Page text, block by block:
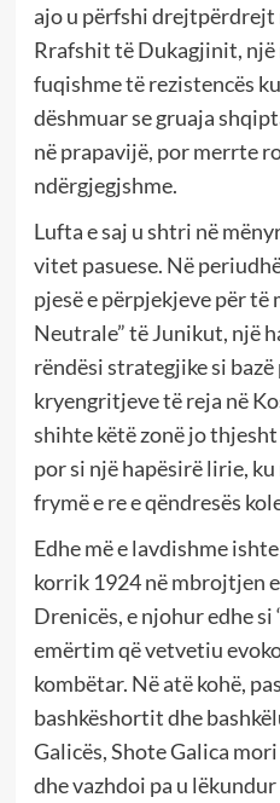
ajo u përfshi drejtpërdrejt
Rrafshit të Dukagjinit, një
fuqishme të rezistencës
dëshmuar se gruaja
në prapavijë, por merrte
ndërgjegjshme.
Lufta e saj u shtri në
vitet pasuese. Në
pjesë e përpjekjeve për
Neutrale” të Junikut, një
rëndësi strategjike si
kryengritjeve të reja në
shihte këtë zonë jo
por si një hapësirë lirie,
frymë e re e qëndresës
Edhe më e lavdishme
korrik 1924 në mbrojtjen
Drenicës, e njohur edhe si
emërtim që vetvetiu
kombëtar. Në atë kohë,
bashkëshortit dhe
Galicës, Shote Galica
dhe vazhdoi pa u